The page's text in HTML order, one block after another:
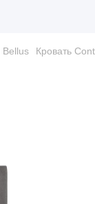
Bellus Кровать